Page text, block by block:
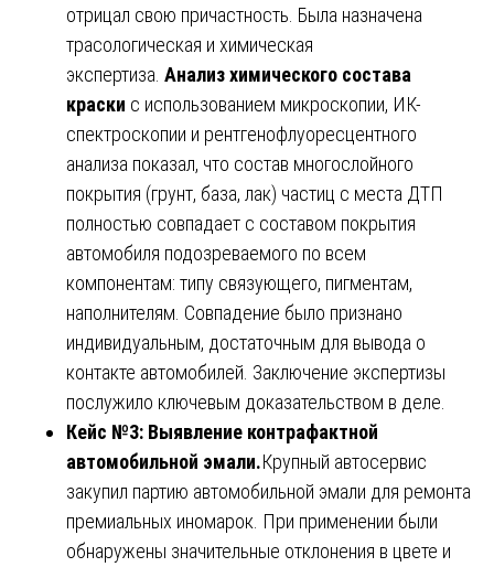
отрицал свою причастность. Была назначена
трасологическая и химическая
экспертиза. Анализ химического состава
краски с использованием микроскопии, ИК-
спектроскопии и рентгенофлуоресцентного
анализа показал, что состав многослойного
покрытия (грунт, база, лак) частиц с места ДТП
полностью совпадает с составом покрытия
автомобиля подозреваемого по всем
компонентам: типу связующего, пигментам,
наполнителям. Совпадение было признано
индивидуальным, достаточным для вывода о
контакте автомобилей. Заключение экспертизы
послужило ключевым доказательством в деле.
Кейс №3: Выявление контрафактной
автомобильной эмали.Крупный автосервис
закупил партию автомобильной эмали для ремонта
премиальных иномарок. При применении были
обнаружены значительные отклонения в цвете и